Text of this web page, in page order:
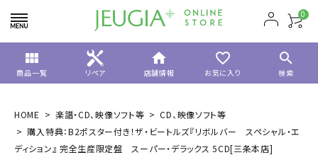
0
view_module
商品一覧 リペア
home
店舗情報
favorite_border
お気に入り
search
検索
HOME 楽譜・CD、映像ソフト等
CD、映像ソフト等
購入特典：B2ポスター付き！ザ・ビートルズ『リボルバー スペシャル・エ
ディション』 完全生産限定盤 スーパー・デラックス 5CD[三条本店]